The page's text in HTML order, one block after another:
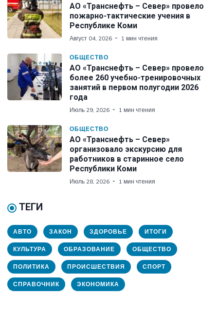
АО «Транснефть – Север» провело
пожарно-тактические учения в
Республике Коми
Август 04, 2026 1 мин чтения
ОБЩЕСТВО
АО «Транснефть – Север» провело
более 260 учебно-тренировочных
занятий в первом полугодии 2026
года
Июль 29, 2026 1 мин чтения
ОБЩЕСТВО
АО «Транснефть – Север»
организовало экскурсию для
работников в старинное село
Республики Коми
Июль 28, 2026 1 мин чтения
ТЕГИ
АВТО ЗАКОН ЗДОРОВЬЕ ИТОГИ
КУЛЬТУРА ОБРАЗОВАНИЕ ОБЩЕСТВО
ПОЛИТИКА ПРОИСШЕСТВИЯ СПОРТ
СПРАВОЧНИК ЭКОНОМИКА